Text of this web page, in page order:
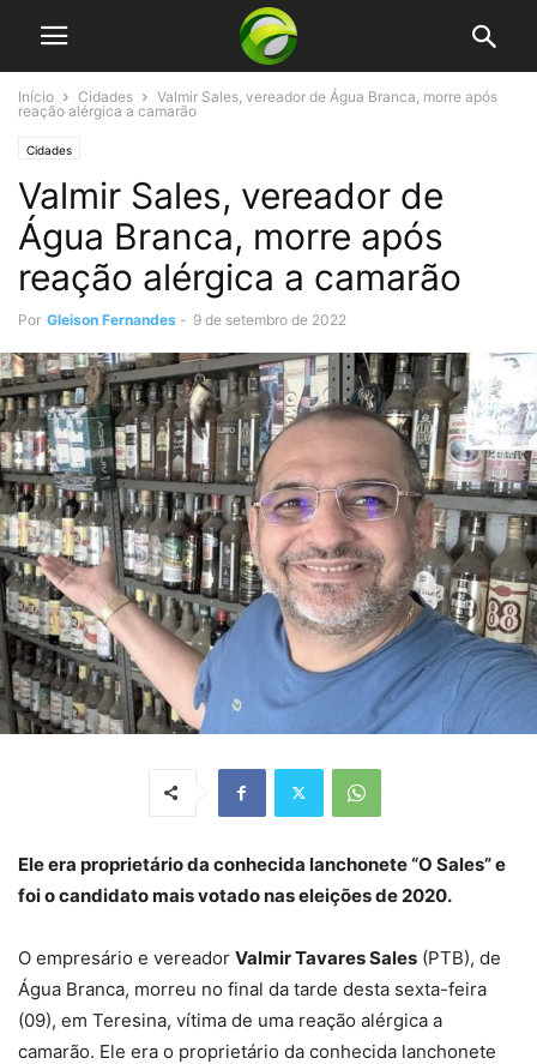
Início Cidades
Valmir Sales, vereador de Água Branca, morre após
reação alérgica a camarão
Cidades
Valmir Sales, vereador de
Água Branca, morre após
reação alérgica a camarão
Por Gleison Fernandes - 9 de setembro de 2022
Ele era proprietário da conhecida lanchonete “O Sales” e
foi o candidato mais votado nas eleições de 2020.
O empresário e vereador Valmir Tavares Sales (PTB), de
Água Branca, morreu no final da tarde desta sexta-feira
(09), em Teresina, vítima de uma reação alérgica a
camarão. Ele era o proprietário da conhecida lanchonete